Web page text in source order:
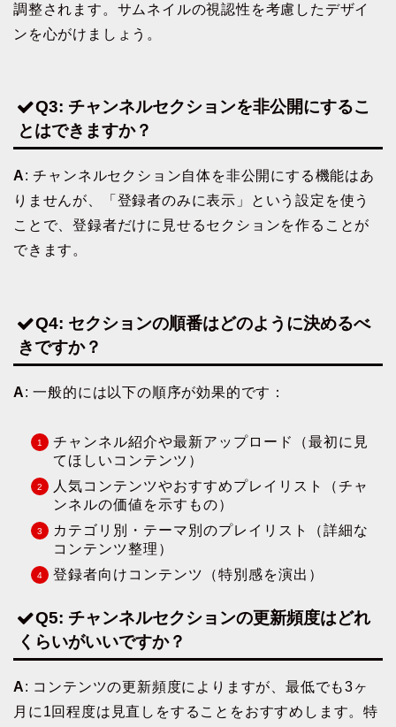
調整されます。サムネイルの視認性を考慮したデザイ
ンを心がけましょう。
Q3: チャンネルセクションを非公開にするこ
とはできますか？
A: チャンネルセクション自体を非公開にする機能はあ
りませんが、「登録者のみに表示」という設定を使う
ことで、登録者だけに見せるセクションを作ることが
できます。
Q4: セクションの順番はどのように決めるべ
きですか？
A: 一般的には以下の順序が効果的です：
チャンネル紹介や最新アップロード（最初に見
てほしいコンテンツ）
人気コンテンツやおすすめプレイリスト（チャ
ンネルの価値を示すもの）
カテゴリ別・テーマ別のプレイリスト（詳細な
コンテンツ整理）
登録者向けコンテンツ（特別感を演出）
Q5: チャンネルセクションの更新頻度はどれ
くらいがいいですか？
A: コンテンツの更新頻度によりますが、最低でも3ヶ
月に1回程度は見直しをすることをおすすめします。特